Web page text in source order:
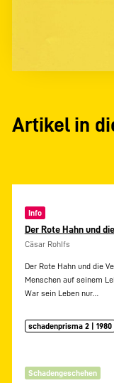
Artikel in
Info
Der Rote Hahn und
Cäsar RohIfs
Der Rote Hahn und die
Menschen auf seinem
War sein Leben nur…
schadenprisma 2 | 1980
Schadengeschehen